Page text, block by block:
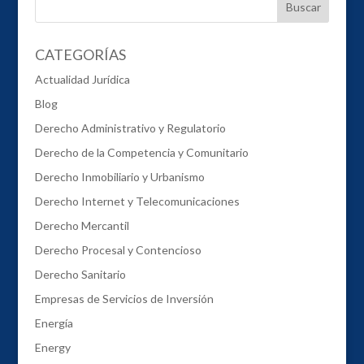
CATEGORÍAS
Actualidad Jurídica
Blog
Derecho Administrativo y Regulatorio
Derecho de la Competencia y Comunitario
Derecho Inmobiliario y Urbanismo
Derecho Internet y Telecomunicaciones
Derecho Mercantil
Derecho Procesal y Contencioso
Derecho Sanitario
Empresas de Servicios de Inversión
Energía
Energy